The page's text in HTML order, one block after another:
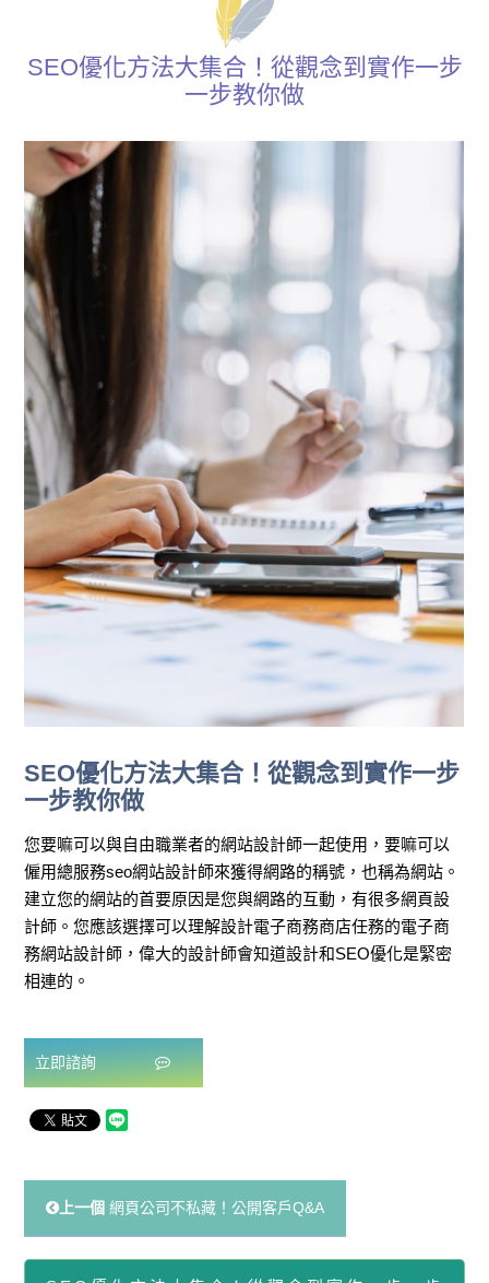
SEO優化方法大集合！從觀念到實作一步
一步教你做
SEO優化方法大集合！從觀念到實作一步
一步教你做
您要嘛可以與自由職業者的網站設計師一起使用，要嘛可以
僱用總服務seo​​​​​​​網站設計師來獲得網路的稱號，也稱為網站。
建立您的網站的首要原因是您與網路的互動，有很多網頁設
計師。您應該選擇可以理解設計電子商務商店任務的電子商
務網站設計師，偉大的設計師會知道設計和SEO優化是緊密
相連的。
立即諮詢
上一個 網頁公司不私藏！公開客戶Q&A